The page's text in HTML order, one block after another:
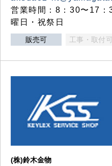
営業時間：8：30〜17：
曜日・祝祭日
販売可 工事・取付可
(株)鈴木金物